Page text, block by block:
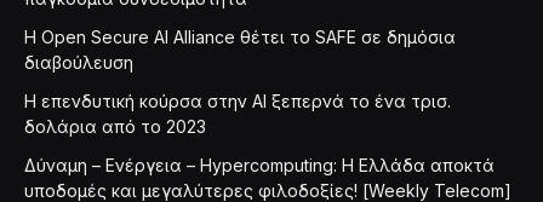
Η Open Secure AI Alliance θέτει το SAFE σε δημόσια
διαβούλευση
Η επενδυτική κούρσα στην AI ξεπερνά το ένα τρισ.
δολάρια από το 2023
Δύναμη – Ενέργεια – Ηypercomputing: Η Ελλάδα αποκτά
υποδομές και μεγαλύτερες φιλοδοξίες! [Weekly Telecom]